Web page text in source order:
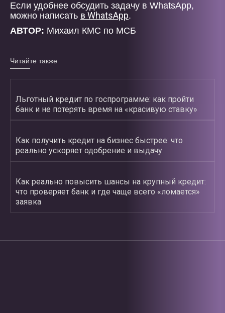
Если удобнее обсудить задачу в WhatsApp,
можно написать в WhatsApp.
АВТОР: Михаил КМС по МСБ
Читайте также
Льготный кредит по госпрограмме: как пройти
банк и не потерять время на «красивую ставку»
Как получить кредит на бизнес быстрее: что
реально ускоряет одобрение и выдачу
Как реально повысить шансы на крупный кредит:
что проверяет банк и где чаще всего «ломается»
заявка